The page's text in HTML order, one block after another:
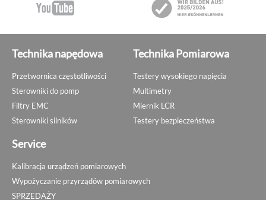
Technika napędowa
Przetwornica częstotliwości
Sterowniki do pomp
Filtry EMC
Sterowniki silników
Technika Pomiarowa
Testery wysokiego napięcia
Multimetry
Miernik LCR
Testery bezpieczeństwa
Service
Kalibracja urządzeń pomiarowych
Wypożyczanie przyrządów pomiarowych
SPRZEDAŻY